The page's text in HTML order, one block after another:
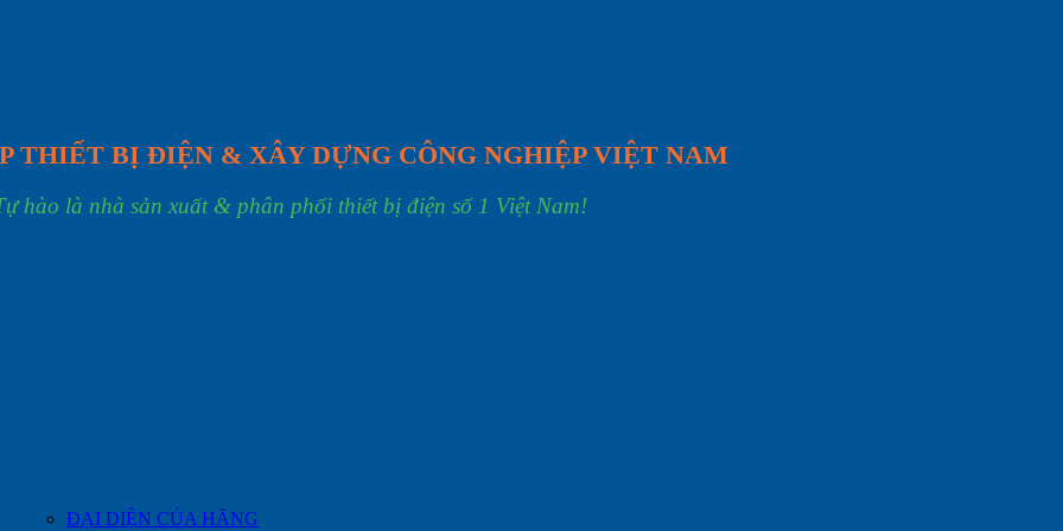
THIẾT BỊ ĐIỆN & XÂY DỰNG CÔNG NGHIỆP VIỆT NAM
hào là nhà sản xuất & phân phối thiết bị điện số 1 Việt Nam!
ĐẠI DIỆN CỦA HÃNG